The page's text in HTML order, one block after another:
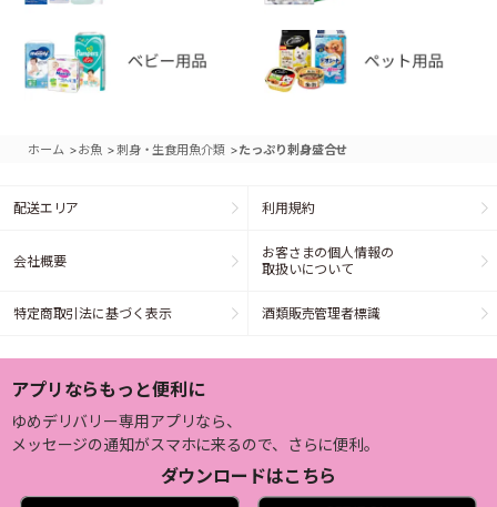
ホーム >お魚 >刺身・生食用魚介類 >たっぷり刺身盛合せ
配送エリア 利用規約
会社概要
お客さまの個人情報の
取扱いについて
特定商取引法に基づく表示 酒類販売管理者標識
アプリならもっと便利に
ゆめデリバリー専用アプリなら、
メッセージの通知がスマホに来るので、さらに便利。
ダウンロードはこちら